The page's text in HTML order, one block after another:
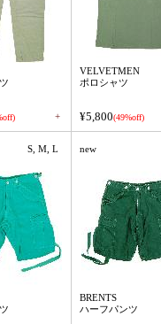
+
VELVETMEN
ポロシャツ
¥5,800(49%off)
S, M, L new
BRENTS
ハーフパンツ